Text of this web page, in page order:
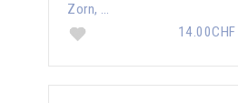
Zorn, …
14.00CHF